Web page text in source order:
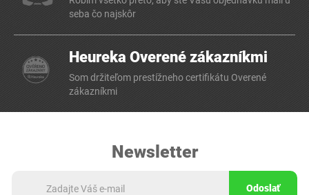
seba čo najskôr
Heureka Overené zákazníkmi
Som držiteľom prestížneho certifikátu Overené
zákazníkmi
Newsletter
Odoslať